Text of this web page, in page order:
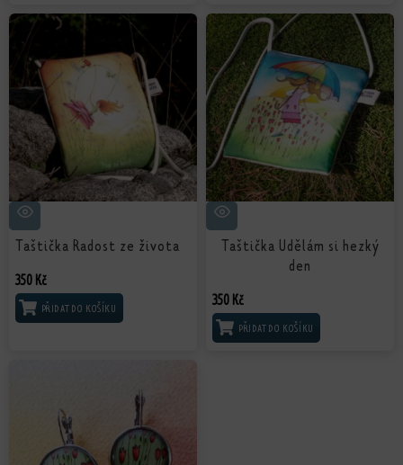
Taštička Radost ze života
350 Kč
PŘIDAT DO KOŠÍKU
Taštička Udělám si hezký
den
350 Kč
PŘIDAT DO KOŠÍKU